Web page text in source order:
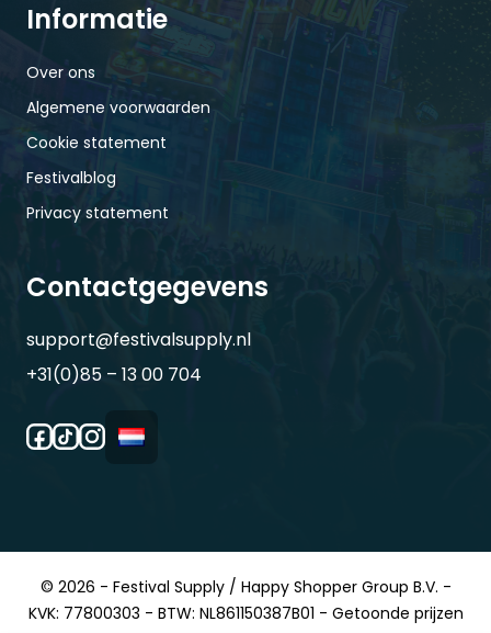
Informatie
Over ons
Algemene voorwaarden
Cookie statement
Festivalblog
Privacy statement
Contactgegevens
support@festivalsupply.nl
+31(0)85 – 13 00 704
© 2026 - Festival Supply / Happy Shopper Group B.V. -
KVK: 77800303 - BTW: NL861150387B01 - Getoonde prijzen